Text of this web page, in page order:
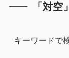
「対